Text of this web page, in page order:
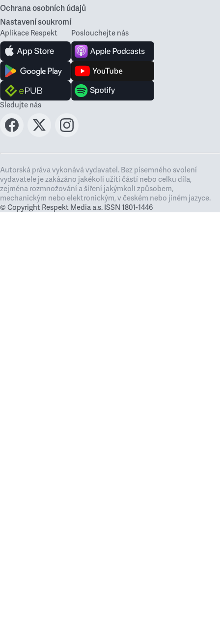
Ochrana osobních údajů
Nastavení soukromí
Aplikace Respekt Poslouchejte nás
Sledujte nás
Autorská práva vykonává vydavatel. Bez písemného svolení
vydavatele je zakázáno jakékoli užití částí nebo celku díla,
zejména rozmnožování a šíření jakýmkoli způsobem,
mechanickým nebo elektronickým, v českém nebo jiném jazyce.
© Copyright Respekt Media a.s. ISSN 1801-1446